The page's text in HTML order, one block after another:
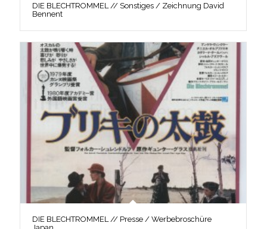
DIE BLECHTROMMEL // Sonstiges / Zeichnung David
Bennent
DIE BLECHTROMMEL // Presse / Werbebroschüre